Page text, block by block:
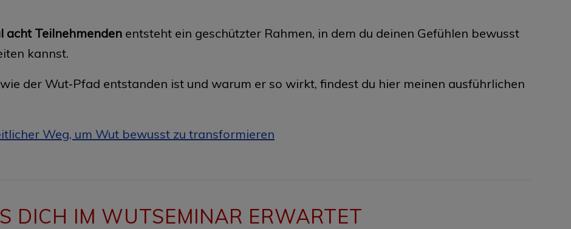
acht Teilnehmenden entsteht ein geschützter Rahmen, in dem du deinen Gefühlen bewusst
kannst.
der Wut‑Pfad entstanden ist und warum er so wirkt, findest du hier meinen ausführlichen
Weg, um Wut bewusst zu transformieren
DICH IM WUTSEMINAR ERWARTET